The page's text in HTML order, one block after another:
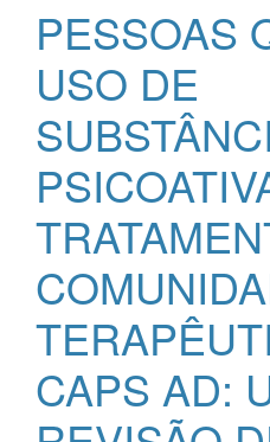
PESSOAS
USO DE
CAPS AD: